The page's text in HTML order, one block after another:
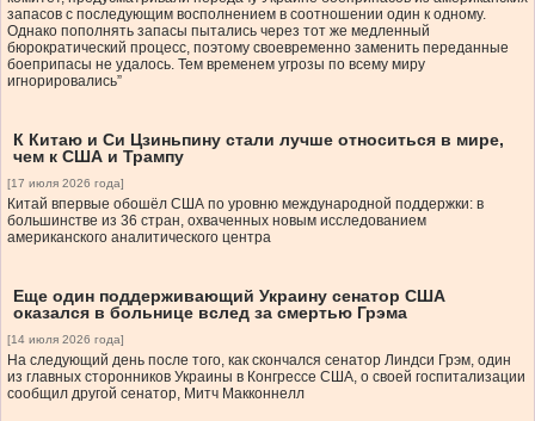
запасов с последующим восполнением в соотношении один к одному.
Однако пополнять запасы пытались через тот же медленный
бюрократический процесс, поэтому своевременно заменить переданные
боеприпасы не удалось. Тем временем угрозы по всему миру
игнорировались”
К Китаю и Си Цзиньпину стали лучше относиться в мире,
чем к США и Трампу
[17 июля 2026 года]
Китай впервые обошёл США по уровню международной поддержки: в
большинстве из 36 стран, охваченных новым исследованием
американского аналитического центра
Еще один поддерживающий Украину сенатор США
оказался в больнице вслед за смертью Грэма
[14 июля 2026 года]
На следующий день после того, как скончался сенатор Линдси Грэм, один
из главных сторонников Украины в Конгрессе США, о своей госпитализации
сообщил другой сенатор, Митч Макконнелл